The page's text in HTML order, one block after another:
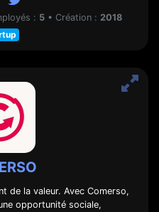
: 5 • Création : 2018
de la valeur. Avec Comerso,
opportunité sociale,